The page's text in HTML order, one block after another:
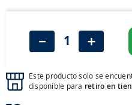
＋
－
Este producto solo se
disponible para retiro en
255
neumáticos 235